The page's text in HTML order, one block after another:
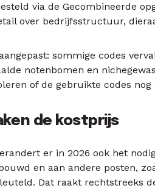
via de Gecombineerde
over bedrijfsstructuur,
sommige codes
notenbomen en
of de gebruikte codes
de kostprijs
er in 2026 ook het
en aan andere posten,
Dat raakt rechtstreeks